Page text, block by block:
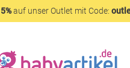
auf unser Outlet mit Code: